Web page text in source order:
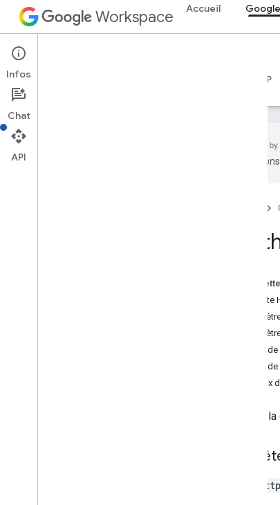
Workspace Accueil
Google Docs
Aperçu Serveur MCP
Sur
Requête
Corps
Corps
Obtient
GET
Infos
Chat
API